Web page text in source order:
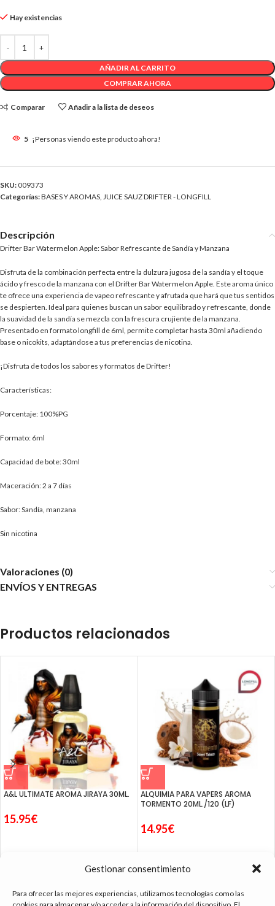
Gestionar consentimiento
Para ofrecer las mejores experiencias, utilizamos tecnologías como las
Hay existencias
AÑADIR AL CARRITO
COMPRAR AHORA
Comparar Añadir a la lista de deseos
5 ¡Personas viendo este producto ahora!
SKU: 009373
Categorías:BASES Y AROMAS, JUICE SAUZ DRIFTER - LONGFILL
Descripción
Drifter Bar Watermelon Apple: Sabor Refrescante de Sandía y Manzana
Disfruta de la combinación perfecta entre la dulzura jugosa de la sandía y el toque
ácido y fresco de la manzana con el Drifter Bar Watermelon Apple. Este aroma único
te ofrece una experiencia de vapeo refrescante y afrutada que hará que tus sentidos
se despierten. Ideal para quienes buscan un sabor equilibrado y refrescante, donde
la suavidad de la sandía se mezcla con la frescura crujiente de la manzana.
Presentado en formato longfill de 6ml, permite completar hasta 30ml añadiendo
base o nicokits, adaptándose a tus preferencias de nicotina.
¡Disfruta de todos los sabores y formatos de Drifter!
Características:
Porcentaje: 100%PG
Formato: 6ml
Capacidad de bote: 30ml
Maceración: 2 a 7 días
Sabor: Sandía, manzana
Sin nicotina
Valoraciones (0)
ENVÍOS Y ENTREGAS
Productos relacionados
A&L ULTIMATE AROMA JIRAYA 30ML.
15.95€
ALQUIMIA PARA VAPERS AROMA
TORMENTO 20ML./120 (LF)
14.95€